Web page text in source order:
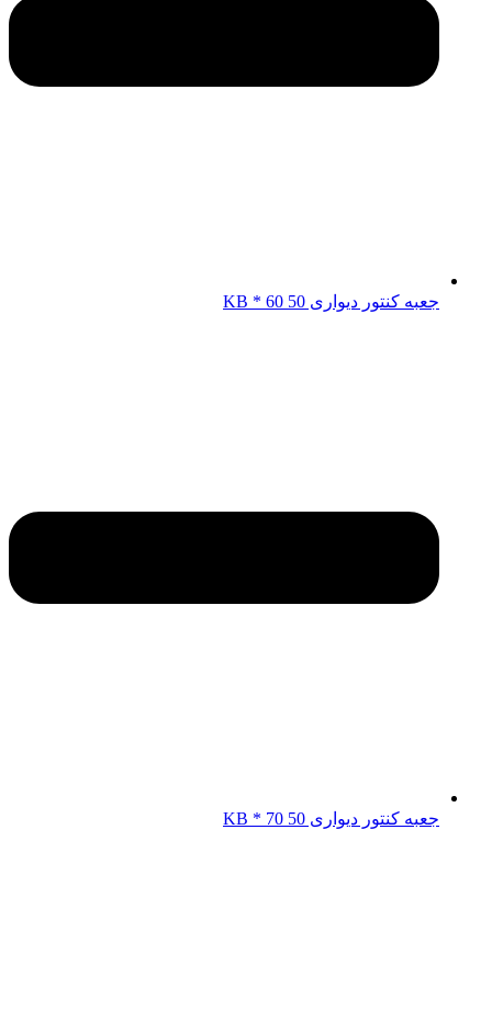
جعبه کنتور دیواری KB * 60 50
جعبه کنتور دیواری KB * 70 50